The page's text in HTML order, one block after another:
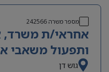
מספר משרה242566
אחראי/ת משרד,
ותפעול משאבי
גוש דן